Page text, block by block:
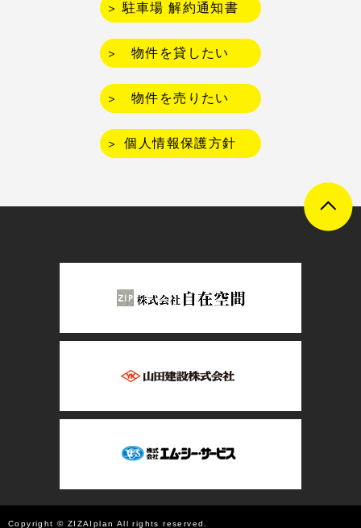
駐車場 解約通知書
物件を貸したい
物件を売りたい
個人情報保護方針
Copyright © ZIZAIplan All rights reserved.